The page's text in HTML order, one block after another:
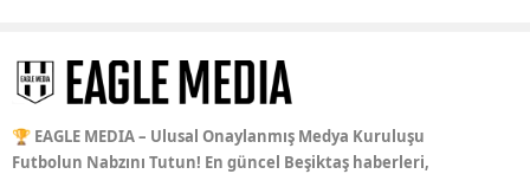
🏆 EAGLE MEDIA – Ulusal Onaylanmış Medya Kuruluşu
Futbolun Nabzını Tutun! En güncel Beşiktaş haberleri,